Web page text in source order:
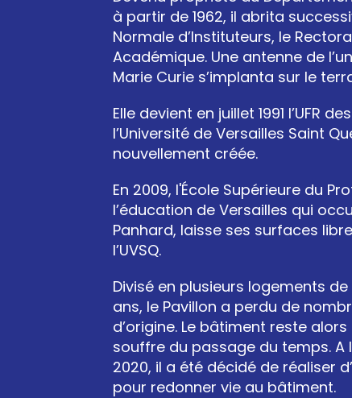
à partir de 1962, il abrita
Normale d’Instituteurs, le
Académique. Une antenne de
Marie Curie s’implanta sur le
Elle devient en juillet 1991 l’UFR
l’Université de Versailles Saint
nouvellement créée.
En 2009, l'École Supérieure du
l’éducation de Versailles qui
Panhard, laisse ses surfaces
l’UVSQ.
Divisé en plusieurs logements
ans, le Pavillon a perdu de
d’origine. Le bâtiment reste
souffre du passage du temps. A
2020, il a été décidé de réaliser
pour redonner vie au bâtiment.